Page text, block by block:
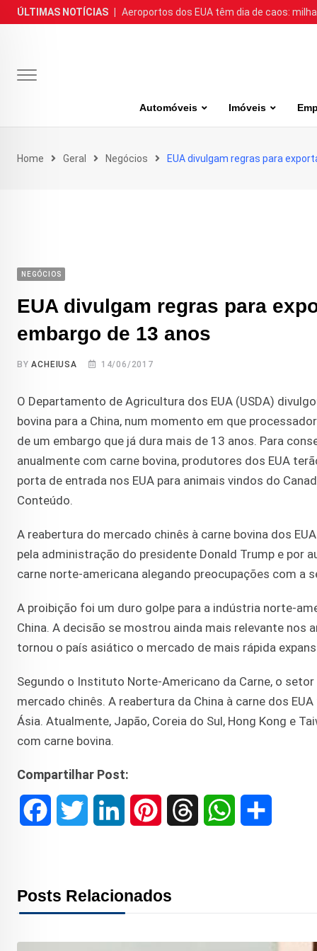
Skip
to
ÚLTIMAS NOTÍCIAS Aeroportos dos EUA têm dia de caos:
Automóveis Imóveis
Home Geral Negócios EUA divulgam regras para
NEGÓCIOS
EUA divulgam regras para
embargo de 13 anos
BYACHEIUSA 14/06/2017
O Departamento de Agricultura dos EUA (USDA)
bovina para a China, num momento em que
de um embargo que já dura mais de 13 anos. Para
anualmente com carne bovina, produtores dos EUA
porta de entrada nos EUA para animais vindos do
Conteúdo.
A reabertura do mercado chinês à carne bovina dos
pela administração do presidente Donald Trump e por
carne norte-americana alegando preocupações com a
A proibição foi um duro golpe para a indústria norte-
China. A decisão se mostrou ainda mais relevante nos
tornou o país asiático o mercado de mais rápida
Segundo o Instituto Norte-Americano da Carne, o
mercado chinês. A reabertura da China à carne dos
Ásia. Atualmente, Japão, Coreia do Sul, Hong Kong e
com carne bovina.
Compartilhar Post:
e t k t
Posts Relacionados